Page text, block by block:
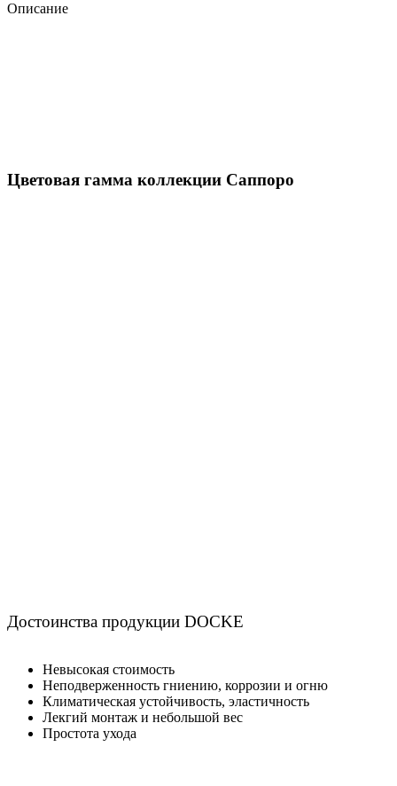
Описание
Цветовая гамма коллекции Саппоро
Достоинства продукции DOCKE
Невысокая стоимость
Неподверженность гниению, коррозии и огню
Климатическая устойчивость, эластичность
Лекгий монтаж и небольшой вес
Простота ухода